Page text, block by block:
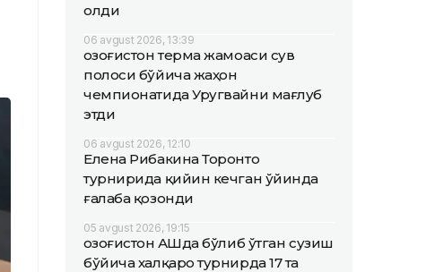
олди
06 avgust 2026, 13:39
Қозоғистон терма жамоаси сув
полоси бўйича жаҳон
чемпионатида Уругвайни мағлуб
этди
06 avgust 2026, 12:10
Елена Рибакина Торонто
турнирида қийин кечган ўйинда
ғалаба қозонди
05 avgust 2026, 19:15
Қозоғистон АҚШда бўлиб ўтган сузиш
бўйича халқаро турнирда 17 та